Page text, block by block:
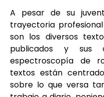
A pesar de su
trayectoria
son los diversos
publicados y sus
espectroscopía de
textos están
sobre lo que versa